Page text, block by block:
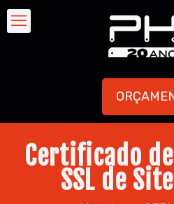
Certificado
SSL de